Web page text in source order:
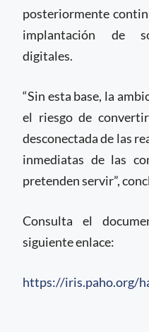
posteriormente
implantación de
digitales.
“Sin esta base, la
el riesgo de
desconectada de las
inmediatas de las
pretenden servir”,
Consulta el
siguiente enlace:
https://iris.paho.org/